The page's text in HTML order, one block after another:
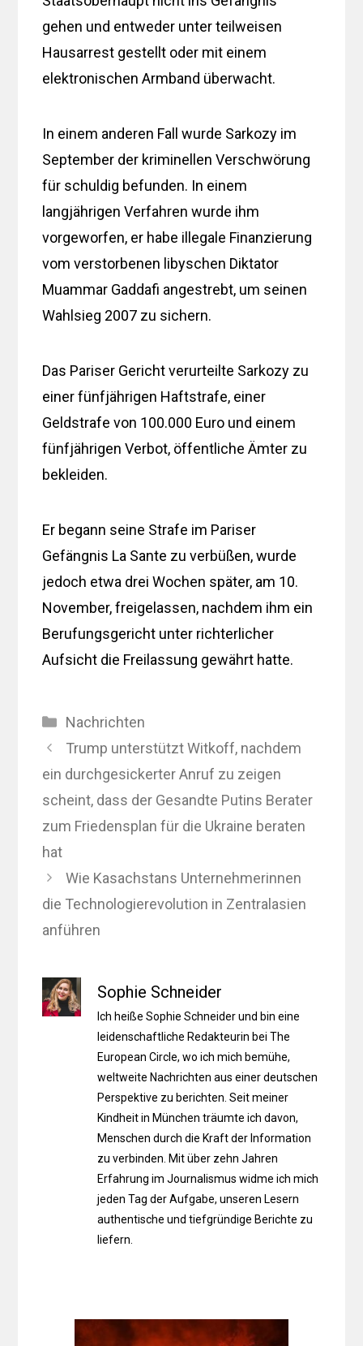
gehen und entweder unter teilweisen
Hausarrest gestellt oder mit einem
elektronischen Armband überwacht.
In einem anderen Fall wurde Sarkozy im
September der kriminellen Verschwörung
für schuldig befunden. In einem
langjährigen Verfahren wurde ihm
vorgeworfen, er habe illegale Finanzierung
vom verstorbenen libyschen Diktator
Muammar Gaddafi angestrebt, um seinen
Wahlsieg 2007 zu sichern.
Das Pariser Gericht verurteilte Sarkozy zu
einer fünfjährigen Haftstrafe, einer
Geldstrafe von 100.000 Euro und einem
fünfjährigen Verbot, öffentliche Ämter zu
bekleiden.
Er begann seine Strafe im Pariser
Gefängnis La Sante zu verbüßen, wurde
jedoch etwa drei Wochen später, am 10.
November, freigelassen, nachdem ihm ein
Berufungsgericht unter richterlicher
Aufsicht die Freilassung gewährt hatte.
Kategorien
Nachrichten
Trump unterstützt Witkoff, nachdem
ein durchgesickerter Anruf zu zeigen
scheint, dass der Gesandte Putins Berater
zum Friedensplan für die Ukraine beraten
hat
Wie Kasachstans Unternehmerinnen
die Technologierevolution in Zentralasien
anführen
Sophie Schneider
Ich heiße Sophie Schneider und bin eine
leidenschaftliche Redakteurin bei The
European Circle, wo ich mich bemühe,
weltweite Nachrichten aus einer deutschen
Perspektive zu berichten. Seit meiner
Kindheit in München träumte ich davon,
Menschen durch die Kraft der Information
zu verbinden. Mit über zehn Jahren
Erfahrung im Journalismus widme ich mich
jeden Tag der Aufgabe, unseren Lesern
authentische und tiefgründige Berichte zu
liefern.